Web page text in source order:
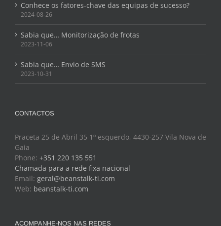
Conhece os fatores-chave das equipas de sucesso?
2024-08-26
Sabia que… Monitorização de frotas
2023-11-06
Sabia que… Envio de SMS
2023-10-31
CONTACTOS
Praceta 25 de Abril 35 1º esquerdo, 4430-257 Vila Nova de
Gaia
Phone: +351 220 135 551
Chamada para a rede fixa nacional
Email: geral@beanstalk-ti.com
Web: beanstalk-ti.com
ACOMPANHE-NOS NAS REDES